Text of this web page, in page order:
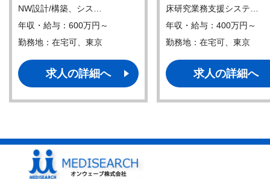
NW設計/構築、シス…
年収・給与：600万円～
勤務地：在宅可、東京
求人の詳細へ
床研究業務支援システ…
年収・給与：400万円～
勤務地：在宅可、東京
求人の詳細へ